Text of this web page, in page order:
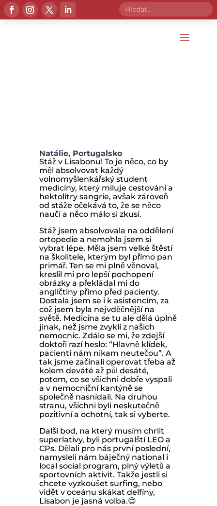
Natálie, Portugalsko
Stáž v Lisabonu! To je něco, co by
měl absolvovat každý
volnomyšlenkářský student
medicíny, který miluje cestování a
hektolitry sangrie, avšak zároveň
od stáže očekává to, že se něco
naučí a něco málo si zkusí.
Stáž jsem absolvovala na oddělení
ortopedie a nemohla jsem si
vybrat lépe. Měla jsem velké štěstí
na školitele, kterým byl přímo pan
primář. Ten se mi plně věnoval,
kreslil mi pro lepší pochopení
obrázky a překládal mi do
angličtiny přímo před pacienty.
Dostala jsem se i k asistencím, za
což jsem byla nejvděčnější na
světě. Medicína se tu ale dělá úplně
jinak, než jsme zvyklí z našich
nemocnic. Zdálo se mi, že zdejší
doktoři razí heslo: “Hlavně klídek,
pacienti nám nikam neutečou”. A
tak jsme začínali operovat třeba až
kolem deváté až půl desáté,
potom, co se všichni dobře vyspali
a v nemocniční kantýně se
společně nasnídali. Na druhou
stranu, všichni byli neskutečně
pozitivní a ochotní, tak si vyberte.
Další bod, na který musím chrlit
superlativy, byli portugalští LEO a
CPs. Dělali pro nás první poslední,
namysleli nám báječný national i
local social program, plný výletů a
sportovních aktivit. Takže jestli si
chcete vyzkoušet surfing, nebo
vidět v oceánu skákat delfíny,
Lisabon je jasná volba.😊